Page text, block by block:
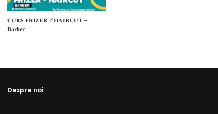
𝐂𝐔𝐑𝐒 𝐅𝐑𝐈𝐙𝐄𝐑 / 𝐇𝐀𝐈𝐑𝐂𝐔𝐓 –
𝐁𝐚𝐫𝐛𝐞𝐫
Despre noi